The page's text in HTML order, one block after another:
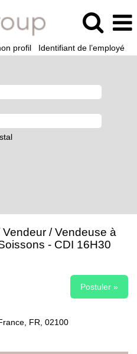
profil Identifiant de l’employé
/ Vendeuse à
- CDI 16H30
Postuler »
FR, 02100